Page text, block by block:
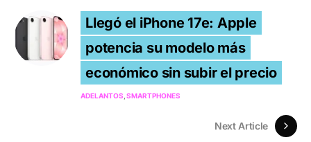
Llegó el iPhone 17e: Apple
potencia su modelo más
económico sin subir el precio
ADELANTOS SMARTPHONES
Next Article